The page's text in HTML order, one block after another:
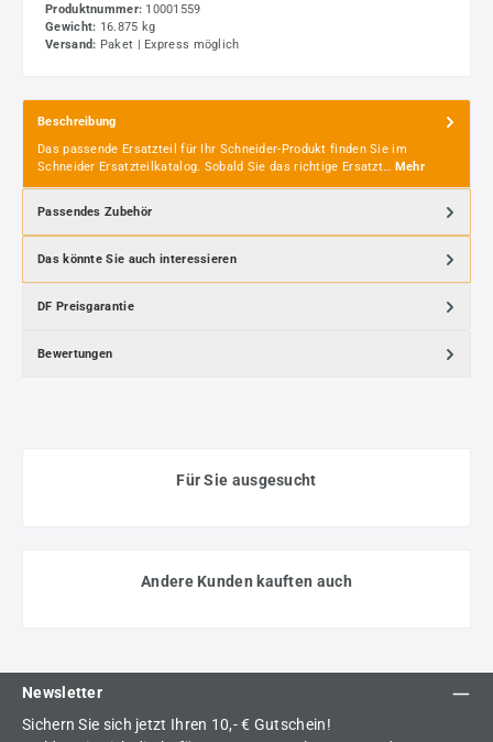
Produktnummer: 10001559
Gewicht: 16.875 kg
Versand: Paket | Express möglich
Beschreibung
Das passende Ersatzteil für Ihr Schneider-Produkt finden Sie im
Schneider Ersatzteilkatalog. Sobald Sie das richtige Ersatzt… Mehr
Passendes Zubehör
Das könnte Sie auch interessieren
DF Preisgarantie
Bewertungen
Für Sie ausgesucht
Andere Kunden kauften auch
Newsletter
Sichern Sie sich jetzt Ihren 10,- € Gutschein!